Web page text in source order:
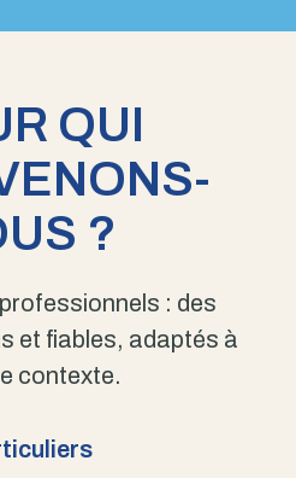
QUI
?
: des
et fiables, adaptés à
contexte.